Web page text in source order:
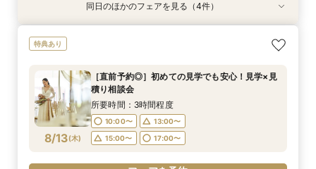
8/12 (水)
【直前予約◎】初めての見学でも安心！見学×見
10:00〜
15:00〜
17:00〜
フェアを予約
8/12 (水)
［タイパ重視］90分で相談会＆館内見学フェア
10:00〜
13:00〜
15:00〜
19:00〜
フェアを予約
8/12 (水)
☆【衣裳重視】ドレスサロンでの試着メインフェ
10:00〜
16:00〜
フェアを予約
8/12 (水)
［韓国風レタッチが人気！］フォトウエディング
10:00〜
14:00〜
16:00〜
18:00〜
同日のほかのフェアを見る（4件）
特典あり
8/13(木)
［直前予約◎］初めての見学でも安心！見学×見
積り相談会
所要時間：3時間程度
10:00〜
13:00〜
15:00〜
17:00〜